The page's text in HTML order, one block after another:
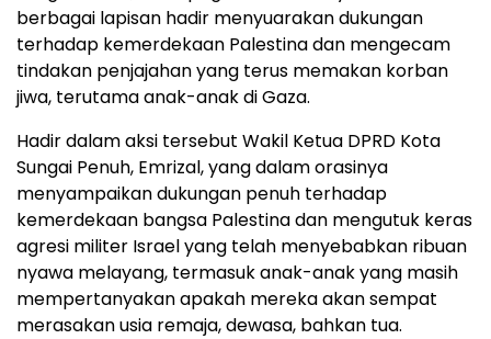
berbagai lapisan hadir menyuarakan dukungan
terhadap kemerdekaan Palestina dan mengecam
tindakan penjajahan yang terus memakan korban
jiwa, terutama anak-anak di Gaza.
Hadir dalam aksi tersebut Wakil Ketua DPRD Kota
Sungai Penuh, Emrizal, yang dalam orasinya
menyampaikan dukungan penuh terhadap
kemerdekaan bangsa Palestina dan mengutuk keras
agresi militer Israel yang telah menyebabkan ribuan
nyawa melayang, termasuk anak-anak yang masih
mempertanyakan apakah mereka akan sempat
merasakan usia remaja, dewasa, bahkan tua.